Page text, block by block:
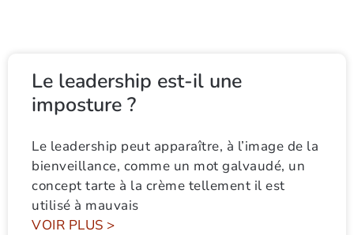
Le leadership est-il une
imposture ?
Le leadership peut apparaître, à l’image de la
bienveillance, comme un mot galvaudé, un
concept tarte à la crème tellement il est
utilisé à mauvais
VOIR PLUS >